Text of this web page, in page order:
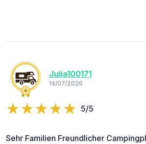
Julia100171
14/07/2026
5/5
Sehr Familien Freundlicher